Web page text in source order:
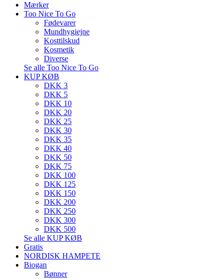
Mærker
Too Nice To Go
Fødevarer
Mundhygiejne
Kosttilskud
Kosmetik
Diverse
Se alle Too Nice To Go
KUP KØB
DKK 3
DKK 5
DKK 10
DKK 20
DKK 25
DKK 30
DKK 35
DKK 40
DKK 50
DKK 75
DKK 100
DKK 125
DKK 150
DKK 200
DKK 250
DKK 300
DKK 500
Se alle KUP KØB
Gratis
NORDISK HAMPETE
Biogan
Bønner